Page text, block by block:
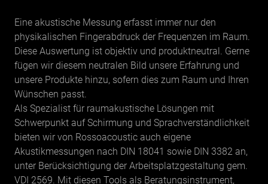
Eine akustische Messung erfasst immer nur den
physikalischen Fingerabdruck der Frequenzen im Raum.
Diese Auswertung ist objektiv und produktneutral. Gerne
fügen wir diesem neutralen Bild unsere Erfahrung und
unsere Produkte hinzu, sofern dies zum Raum und Ihren
Wünschen passt.
Als Spezialist für raumakustische Lösungen mit
Schwerpunkt auf Schirmung und Sprachverständlichkeit
bieten wir von Rossoacoustic auch eigene
Akustikmessungen nach DIN 18041 sowie DIN 3382 an,
unter Berücksichtigung der Arbeitsplatzgestaltung gem.
VDI 2569. Mit diesen Tools als Beratungsinstrument,